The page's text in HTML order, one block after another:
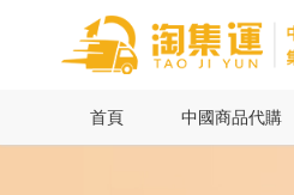
首頁 中國商品代購